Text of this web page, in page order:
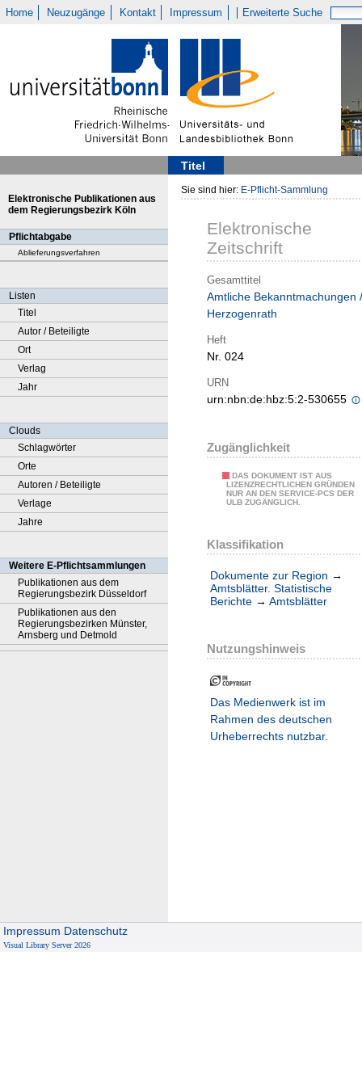
Home Neuzugänge Kontakt Impressum Erweiterte Suche
Titel
Elektronische Publikationen aus
dem Regierungsbezirk Köln
Pflichtabgabe
Ablieferungsverfahren
Listen
Titel
Autor / Beteiligte
Ort
Verlag
Jahr
Clouds
Schlagwörter
Orte
Autoren / Beteiligte
Verlage
Jahre
Weitere E-Pflichtsammlungen
Publikationen aus dem
Regierungsbezirk Düsseldorf
Publikationen aus den
Regierungsbezirken Münster,
Arnsberg und Detmold
Sie sind hier: E-Pflicht-Sammlung
Elektronische
Zeitschrift
Gesamttitel
Amtliche Bekanntmachungen /
Herzogenrath
Heft
Nr. 024
URN
urn:nbn:de:hbz:5:2-530655
Zugänglichkeit
DAS DOKUMENT IST AUS
LIZENZRECHTLICHEN GRÜNDEN
NUR AN DEN SERVICE-PCS DER
ULB ZUGÄNGLICH.
Klassifikation
Dokumente zur Region →
Amtsblätter. Statistische
Berichte → Amtsblätter
Nutzungshinweis
Das Medienwerk ist im
Rahmen des deutschen
Urheberrechts nutzbar.
Impressum Datenschutz
Visual Library Server 2026